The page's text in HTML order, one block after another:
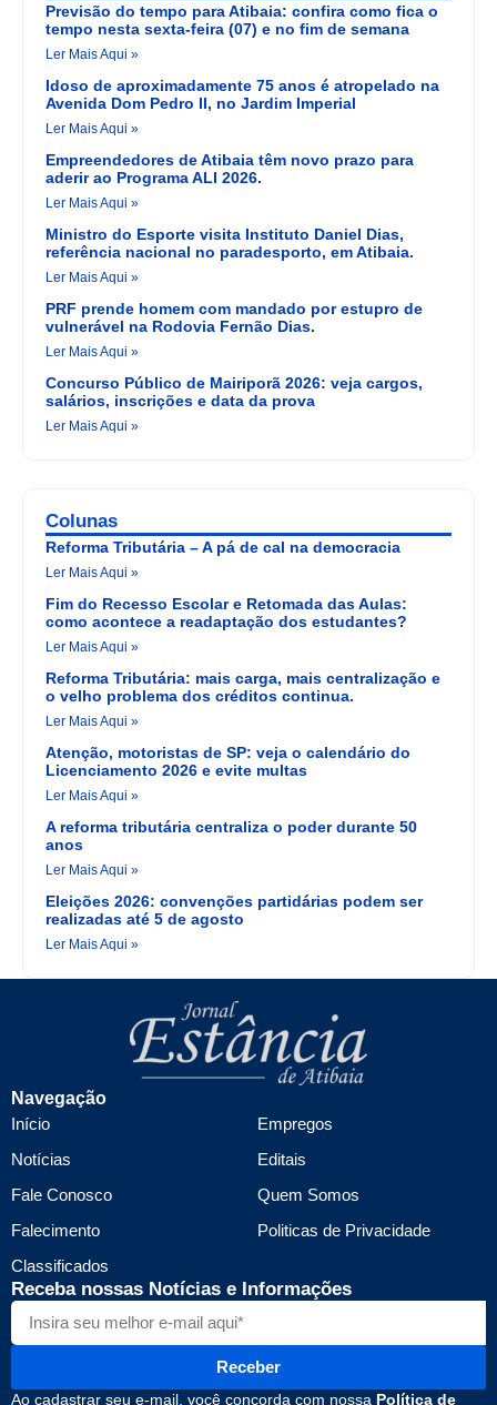
Previsão do tempo para Atibaia: confira como fica o
tempo nesta sexta-feira (07) e no fim de semana
Ler Mais Aqui »
Idoso de aproximadamente 75 anos é atropelado na
Avenida Dom Pedro II, no Jardim Imperial
Ler Mais Aqui »
Empreendedores de Atibaia têm novo prazo para
aderir ao Programa ALI 2026.
Ler Mais Aqui »
Ministro do Esporte visita Instituto Daniel Dias,
referência nacional no paradesporto, em Atibaia.
Ler Mais Aqui »
PRF prende homem com mandado por estupro de
vulnerável na Rodovia Fernão Dias.
Ler Mais Aqui »
Concurso Público de Mairiporã 2026: veja cargos,
salários, inscrições e data da prova
Ler Mais Aqui »
Colunas
Reforma Tributária – A pá de cal na democracia
Ler Mais Aqui »
Fim do Recesso Escolar e Retomada das Aulas:
como acontece a readaptação dos estudantes?
Ler Mais Aqui »
Reforma Tributária: mais carga, mais centralização e
o velho problema dos créditos continua.
Ler Mais Aqui »
Atenção, motoristas de SP: veja o calendário do
Licenciamento 2026 e evite multas
Ler Mais Aqui »
A reforma tributária centraliza o poder durante 50
anos
Ler Mais Aqui »
Eleições 2026: convenções partidárias podem ser
realizadas até 5 de agosto
Ler Mais Aqui »
Navegação
Início
Notícias
Fale Conosco
Falecimento
Classificados
Empregos
Editais
Quem Somos
Politicas de Privacidade
Receba nossas Notícias e Informações
Receber
Ao cadastrar seu e-mail, você concorda com nossa Política de